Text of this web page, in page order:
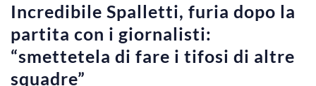
Incredibile Spalletti, furia dopo la
partita con i giornalisti:
“smettetela di fare i tifosi di altre
squadre”